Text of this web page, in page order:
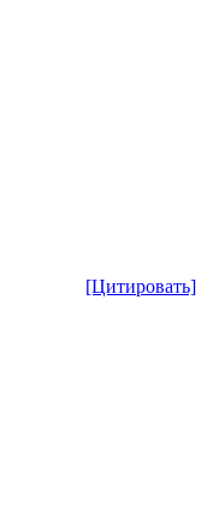
[Цитировать]